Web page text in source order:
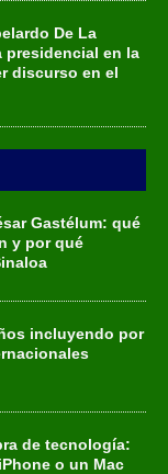
De La
presidencial en la
discurso en el
Gastélum: qué
y por qué
incluyendo por
de tecnología:
o un Mac